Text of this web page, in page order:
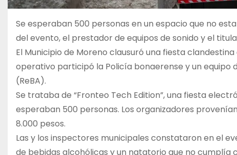
Se esperaban 500 personas en un espacio que no
del evento, el prestador de equipos de sonido y el
El Municipio de Moreno clausuró una fiesta
operativo participó la Policía bonaerense y un equipo
(ReBA).
Se trataba de “Fronteo Tech Edition”, una fiesta
esperaban 500 personas. Los organizadores
8.000 pesos.
Las y los inspectores municipales constataron en el
de bebidas alcohólicas y un natatorio que no cumplía